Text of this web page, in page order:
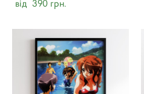
від 390 грн.